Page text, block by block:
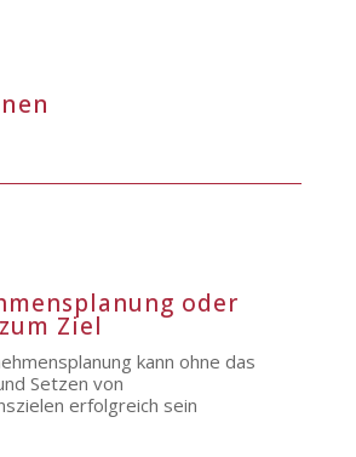
oder
Ziel
kann ohne das
Setzen von
erfolgreich sein